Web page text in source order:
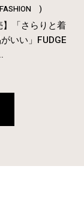
)
】「さらりと着
いい」FUDGE